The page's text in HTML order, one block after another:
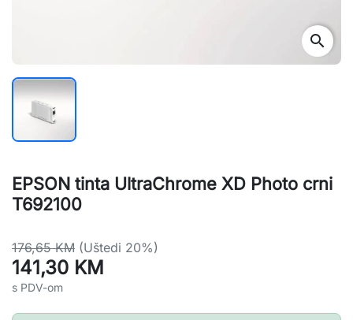
search
EPSON tinta UltraChrome XD Photo crni
T692100
176,65 KM (Uštedi 20%)
141,30 KM
s PDV-om